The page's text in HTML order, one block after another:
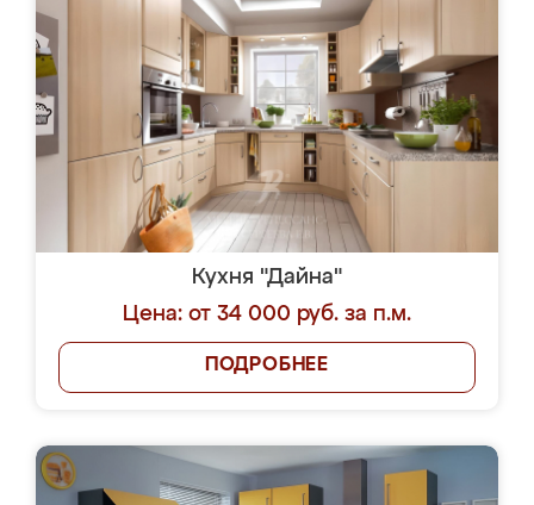
Кухня "Дайна"
Цена: от 34 000 руб. за п.м.
ПОДРОБНЕЕ